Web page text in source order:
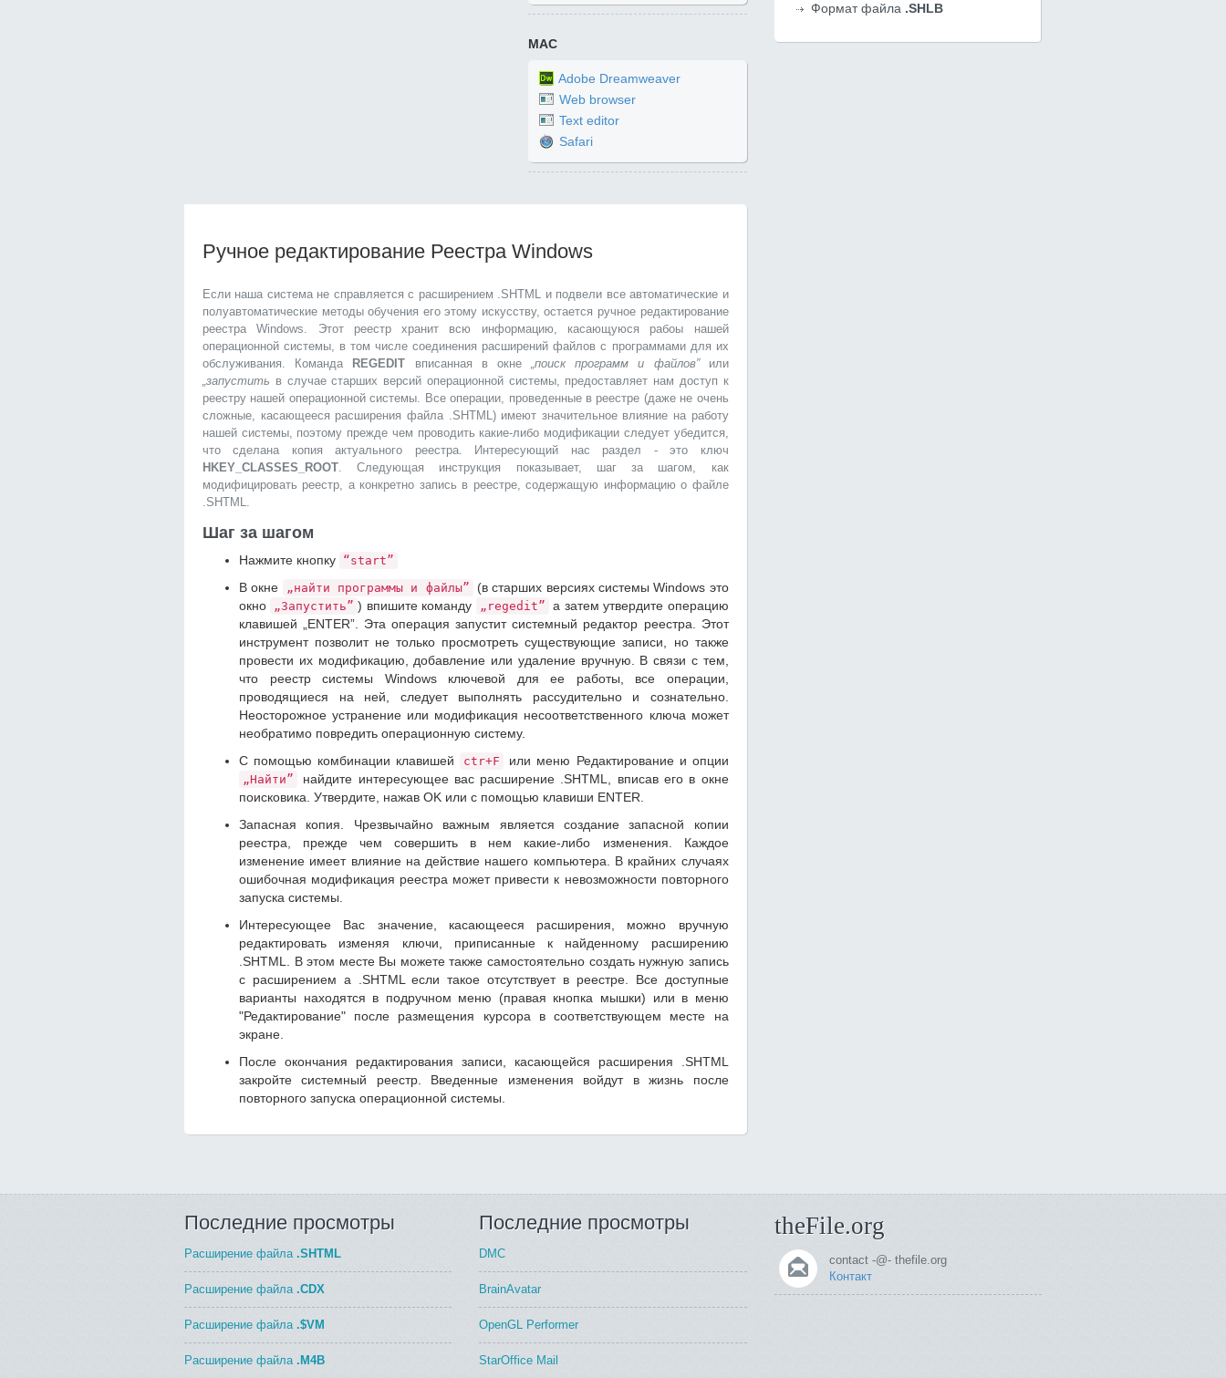
MAC
Adobe Dreamweaver
Web browser
Text editor
Safari
Ручное редактирование Реестра Windows
Если наша система не справляется с расширением .SHTML и подвели все автоматические и
полуавтоматические методы обучения его этому искусству, остается ручное редактирование
реестра Windows. Этот реестр хранит всю информацию, касающуюся рабоы нашей
операционной системы, в том числе соединения расширений файлов с программами для их
обслуживания. Команда
REGEDIT вписанная в окне„поиск программ и файлов”или
„запустить в случае старших версий операционной системы, предоставляет нам доступ к
реестру нашей операционной системы. Все операции, проведенные в реестре (даже не очень
сложные, касающееся расширения файла .SHTML) имеют значительное влияние на работу
нашей системы, поэтому прежде чем проводить какие-либо модификации следует убедится,
что сделана копия актуального реестра. Интересующий нас раздел - это ключ
HKEY_CLASSES_ROOT. Следующая инструкция показывает, шаг за шагом, как
модифицировать реестр, а конкретно запись в реестре, содержащую информацию о файле
.SHTML.
Шаг за шагом
Нажмите кнопку “start”
В окне „найти программы и файлы”
(в старших версиях системы Windows это
окно
„Запустить” ) впишите команду „regedit” а затем утвердите операцию
клавишей „ENTER”. Эта операция запустит системный редактор реестра. Этот
инструмент позволит не только просмотреть существующие записи, но также
провести их модификацию, добавление или удаление вручную. В связи с тем,
что реестр системы Windows ключевой для ее работы, все операции,
проводящиеся на ней, следует выполнять рассудительно и сознательно.
Неосторожное устранение или модификация несоответственного ключа может
необратимо повредить операционную систему.
С помощью комбинации клавишей
ctr+F или меню Редактирование и опции
„Найти”
найдите интересующее вас расширение .SHTML, вписав его в окне
поисковика. Утвердите, нажав OK или с помощью клавиши ENTER.
Запасная копия. Чрезвычайно важным является создание запасной копии
реестра, прежде чем совершить в нем какие-либо изменения. Каждое
изменение имеет влияние на действие нашего компьютера. В крайних случаях
ошибочная модификация реестра может привести к невозможности повторного
запуска системы.
Интересующее Вас значение, касающееся расширения, можно вручную
редактировать изменяя ключи, приписанные к найденному расширению
.SHTML. В этом месте Вы можете также самостоятельно создать нужную запись
с расширением а .SHTML если такое отсутствует в реестре. Все доступные
варианты находятся в подручном меню (правая кнопка мышки) или в меню
"Редактирование" после размещения курсора в соответствующем месте на
экране.
После окончания редактирования записи, касающейся расширения .SHTML
закройте системный реестр. Введенные изменения войдут в жизнь после
повторного запуска операционной системы.
Формат файла .SHLB
Последние просмотры
Расширение файла .SHTML
Расширение файла .CDX
Расширение файла .$VM
Расширение файла .M4B
Последние просмотры
DMC
BrainAvatar
OpenGL Performer
StarOffice Mail
theFile.org
contact -@- thefile.org
Контакт